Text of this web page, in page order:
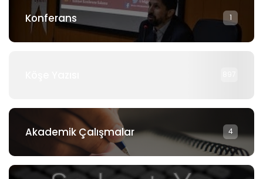
Konferans 1
Akademik Çalışmalar 4